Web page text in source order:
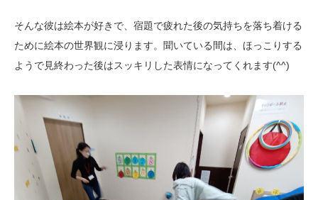
そんな彼は絵本が好きで、宿題で疲れた後の気持ちを落ち着ける
ために絵本の世界観に浸ります。聞いている間は、ほっこりする
ようで見終わった後はスッキリした表情になってくれます(^^)